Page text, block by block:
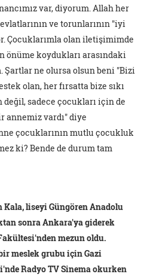
var, diyorum. Allah her
ve torunlarının "iyi
Çocuklarımla olan iletişimimde
önüme koydukları arasındaki
Şartlar ne olursa olsun beni "Bizi
olan, her fırsatta bize sıkı
değil, sadece çocukları için de
annemiz vardı" diye
çocuklarının mutlu çocukluk
ki? Bende de durum tam
Kala, liseyi Güngören Anadolu
sonra Ankara'ya giderek
mezun oldu.
meslek grubu için Gazi
Radyo TV Sinema okurken